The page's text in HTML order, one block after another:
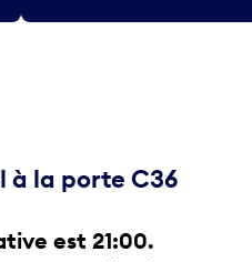
à la porte C36
est 21:00.